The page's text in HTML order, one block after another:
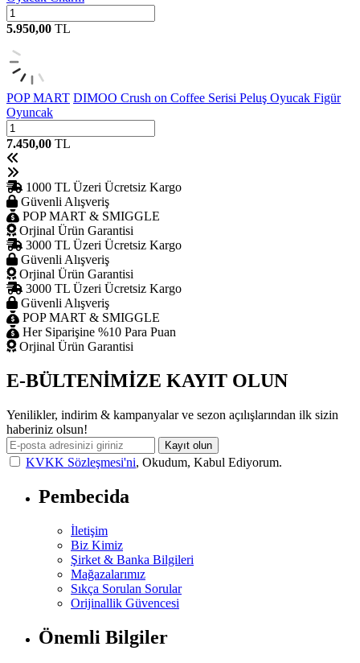
5.950,00 TL
POP MART DIMOO Crush on Coffee Serisi Peluş Oyucak Figür
Oyuncak
7.450,00 TL
1000 TL Üzeri Ücretsiz Kargo
Güvenli Alışveriş
POP MART & SMIGGLE
Orjinal Ürün Garantisi
3000 TL Üzeri Ücretsiz Kargo
Güvenli Alışveriş
Orjinal Ürün Garantisi
3000 TL Üzeri Ücretsiz Kargo
Güvenli Alışveriş
POP MART & SMIGGLE
Her Siparişine %10 Para Puan
Orjinal Ürün Garantisi
E-BÜLTENİMİZE KAYIT OLUN
Yenilikler, indirim & kampanyalar ve sezon açılışlarından ilk sizin
haberiniz olsun!
Kayıt olun
KVKK Sözleşmesi'ni, Okudum, Kabul Ediyorum.
Pembecida
İletişim
Biz Kimiz
Şirket & Banka Bilgileri
Mağazalarımız
Sıkça Sorulan Sorular
Orijinallik Güvencesi
Önemli Bilgiler